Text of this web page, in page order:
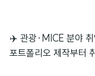
✈️ 관광·MICE 분야 취
포트폴리오 제작부터